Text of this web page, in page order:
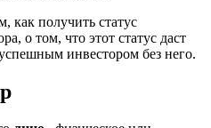
как получить статус
о том, что этот статус даст
инвестором без него.